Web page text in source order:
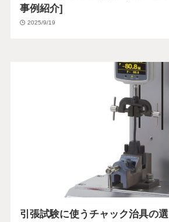
事例紹介]
2025/9/19
引張試験に使うチャック治具の